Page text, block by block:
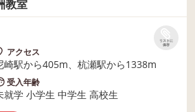
教室
リストに
保存
アクセス
崎駅から405m、杭瀬駅から1338m
受入年齢
就学 小学生 中学生 高校生